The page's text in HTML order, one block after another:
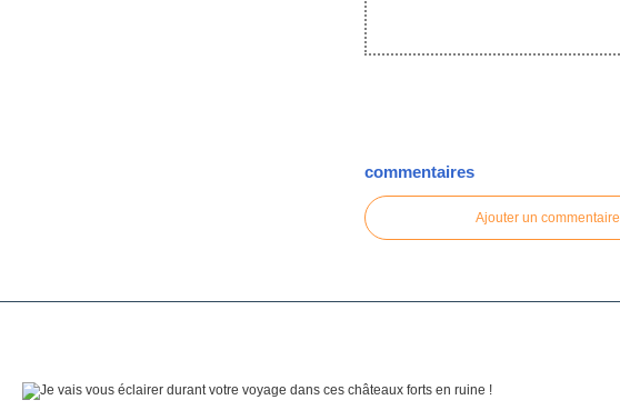
commentaires
Ajouter un commentaire